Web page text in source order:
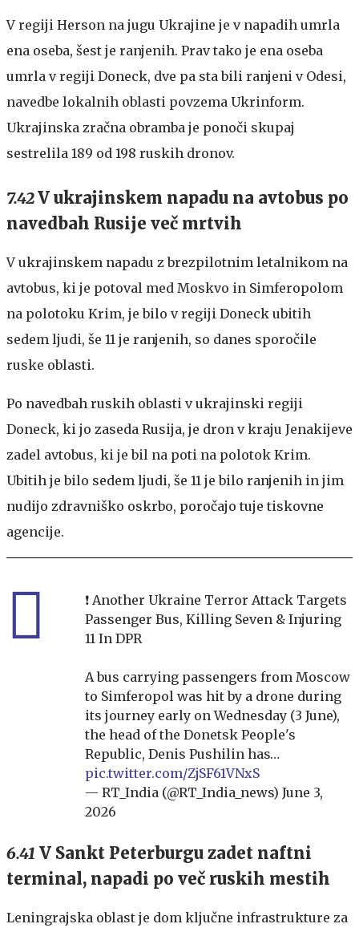
V regiji Herson na jugu Ukrajine je v napadih umrla
ena oseba, šest je ranjenih. Prav tako je ena oseba
umrla v regiji Doneck, dve pa sta bili ranjeni v Odesi,
navedbe lokalnih oblasti povzema Ukrinform.
Ukrajinska zračna obramba je ponoči skupaj
sestrelila 189 od 198 ruskih dronov.
7.42V ukrajinskem napadu na avtobus po
navedbah Rusije več mrtvih
V ukrajinskem napadu z brezpilotnim letalnikom na
avtobus, ki je potoval med Moskvo in Simferopolom
na polotoku Krim, je bilo v regiji Doneck ubitih
sedem ljudi, še 11 je ranjenih, so danes sporočile
ruske oblasti.
Po navedbah ruskih oblasti v ukrajinski regiji
Doneck, ki jo zaseda Rusija, je dron v kraju Jenakijeve
zadel avtobus, ki je bil na poti na polotok Krim.
Ubitih je bilo sedem ljudi, še 11 je bilo ranjenih in jim
nudijo zdravniško oskrbo, poročajo tuje tiskovne
agencije.
❗️ Another Ukraine Terror Attack Targets
Passenger Bus, Killing Seven & Injuring
11 In DPR
A bus carrying passengers from Moscow
to Simferopol was hit by a drone during
its journey early on Wednesday (3 June),
the head of the Donetsk People's
Republic, Denis Pushilin has…
pic.twitter.com/ZjSF61VNxS
— RT_India (@RT_India_news) June 3,
2026
6.41 V Sankt Peterburgu zadet naftni
terminal, napadi po več ruskih mestih
Leningrajska oblast je dom ključne infrastrukture za